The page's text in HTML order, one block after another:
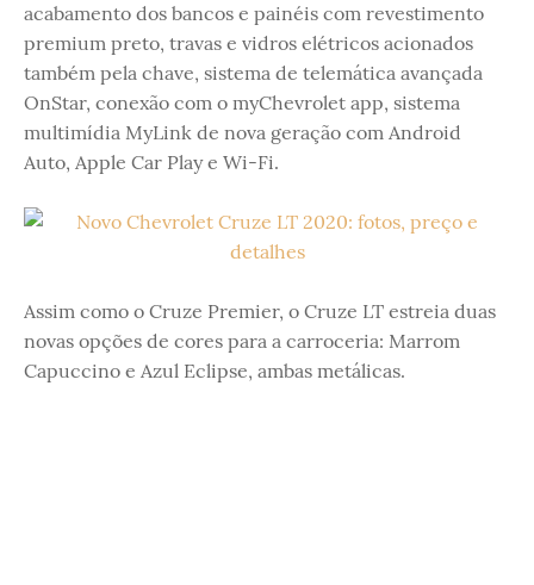
acabamento dos bancos e painéis com revestimento
premium preto, travas e vidros elétricos acionados
também pela chave, sistema de telemática avançada
OnStar, conexão com o myChevrolet app, sistema
multimídia MyLink de nova geração com Android
Auto, Apple Car Play e Wi-Fi.
Assim como o Cruze Premier, o Cruze LT estreia duas
novas opções de cores para a carroceria: Marrom
Capuccino e Azul Eclipse, ambas metálicas.